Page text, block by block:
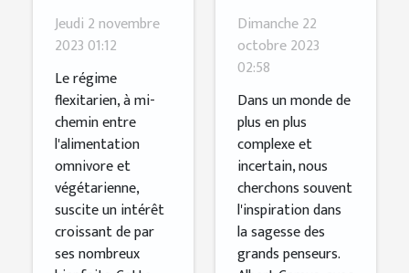
avantages à
adopter un
régime
flexitarien
?
Jeudi 2 novembre
2023 01:12
Le régime
flexitarien, à mi-
chemin entre
l'alimentation
omnivore et
végétarienne,
suscite un intérêt
croissant de par
ses nombreux
Camus
inspire les
jeunes
générations
à
réinventer
le monde
Dimanche 22
octobre 2023
02:58
Dans un monde de
plus en plus
complexe et
incertain, nous
cherchons souvent
l'inspiration dans
la sagesse des
grands penseurs.